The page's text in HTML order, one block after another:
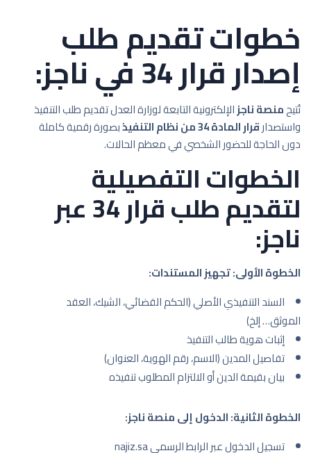
خطوات تقديم طلب
إصدار قرار 34 في ناجز:
تُتيحمنصة ناجزالإلكترونية التابعة لوزارة العدل تقديم طلب التنفيذ
واستصدارقرار المادة 34 من نظام التنفيذ
بصورة رقمية كاملة
دون الحاجة للحضور الشخصي في معظم الحالات.
الخطوات التفصيلية
لتقديم طلب قرار 34 عبر
ناجز:
الخطوة الأولى: تجهيز المستندات:
السند التنفيذي الأصلي (الحكم القضائي، الشيك، العقد
الموثق… إلخ)
إثبات هوية طالب التنفيذ
تفاصيل المدين (الاسم، رقم الهوية، العنوان)
بيان بقيمة الدين أو الالتزام المطلوب تنفيذه
الخطوة الثانية: الدخول إلى منصة ناجز:
تسجيل الدخول عبر الرابط الرسمي najiz.sa